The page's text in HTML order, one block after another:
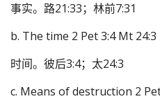
事实。路21:33；林前7:31
b. The time 2 Pet 3:4 Mt 24:3
时间。彼后3:4；太24:3
c. Means of destruction 2